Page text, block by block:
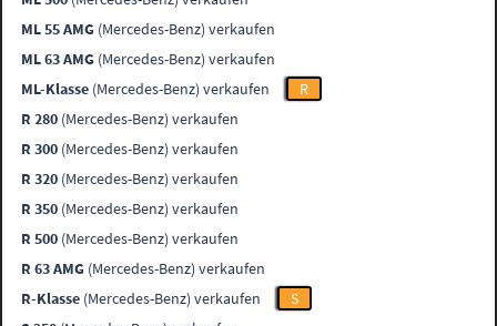
ML 55 AMG (Mercedes-Benz) verkaufen
ML 63 AMG (Mercedes-Benz) verkaufen
ML-Klasse (Mercedes-Benz) verkaufen
R
R 280 (Mercedes-Benz) verkaufen
R 300 (Mercedes-Benz) verkaufen
R 320 (Mercedes-Benz) verkaufen
R 350 (Mercedes-Benz) verkaufen
R 500 (Mercedes-Benz) verkaufen
R 63 AMG (Mercedes-Benz) verkaufen
R-Klasse (Mercedes-Benz) verkaufen
S